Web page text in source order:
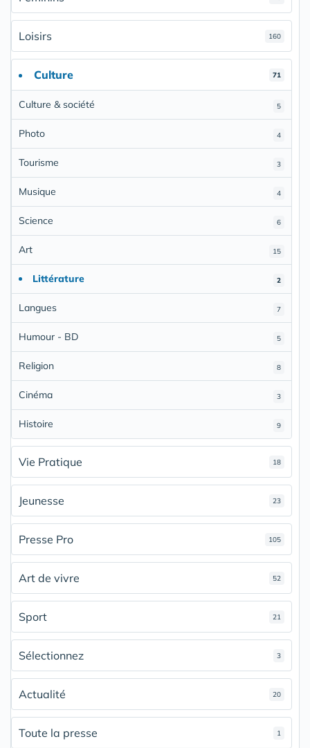
Loisirs 160
Culture 71
Culture & société 5
Photo 4
Tourisme 3
Musique 4
Science 6
Art 15
Littérature 2
Langues 7
Humour - BD 5
Religion 8
Cinéma 3
Histoire 9
Vie Pratique 18
Jeunesse 23
Presse Pro 105
Art de vivre 52
Sport 21
Sélectionnez 3
Actualité 20
Toute la presse 1